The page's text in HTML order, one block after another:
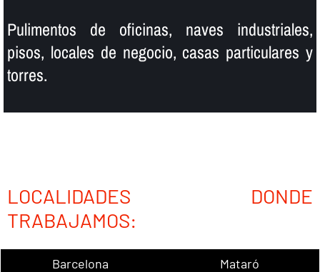
Pulimentos de oficinas, naves industriales,
pisos, locales de negocio, casas particulares y
torres.
LOCALIDADES DONDE
TRABAJAMOS:
Barcelona
Mataró